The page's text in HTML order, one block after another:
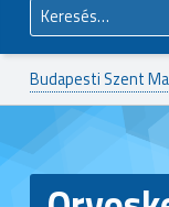
Budapesti Szent